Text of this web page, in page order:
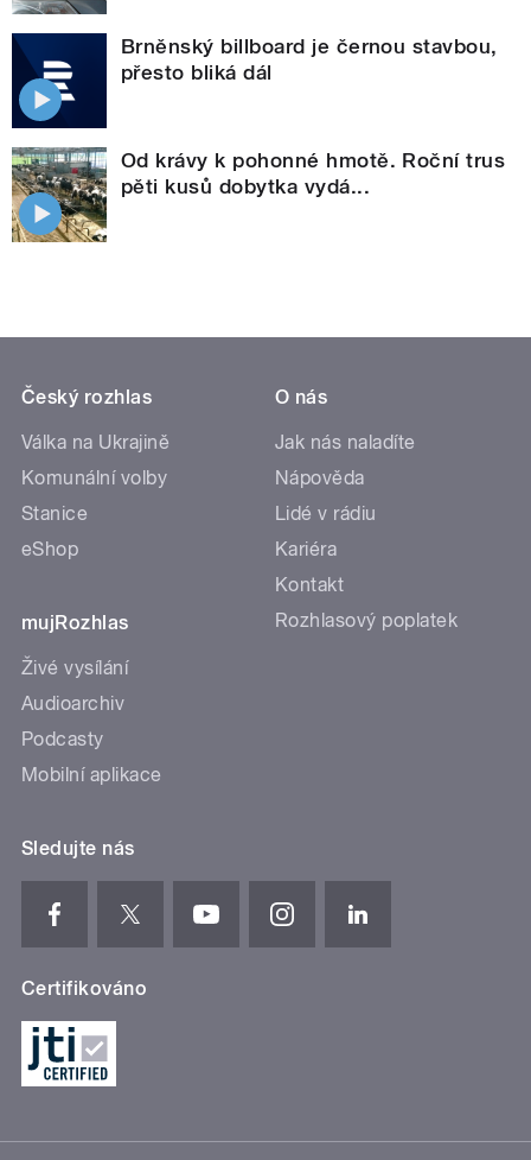
Brněnský billboard je černou stavbou,
přesto bliká dál
Od krávy k pohonné hmotě. Roční trus
pěti kusů dobytka vydá...
Český rozhlas
Válka na Ukrajině
Komunální volby
Stanice
eShop
mujRozhlas
Živé vysílání
Audioarchiv
Podcasty
Mobilní aplikace
O nás
Jak nás naladíte
Nápověda
Lidé v rádiu
Kariéra
Kontakt
Rozhlasový poplatek
Sledujte nás
Certifikováno